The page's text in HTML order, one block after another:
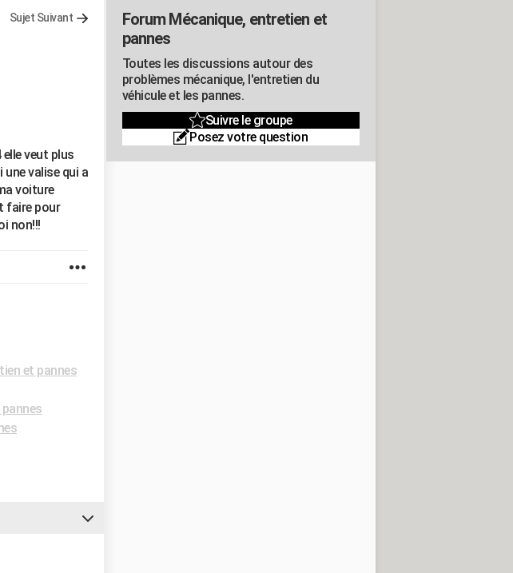
Sujet Suivant
veut plus
valise qui a
voiture
faire pour
non!!!
et pannes
Forum Mécanique, entretien et
pannes
Toutes les discussions autour des
problèmes mécanique, l'entretien du
véhicule et les pannes.
Suivre le groupe
Posez votre question